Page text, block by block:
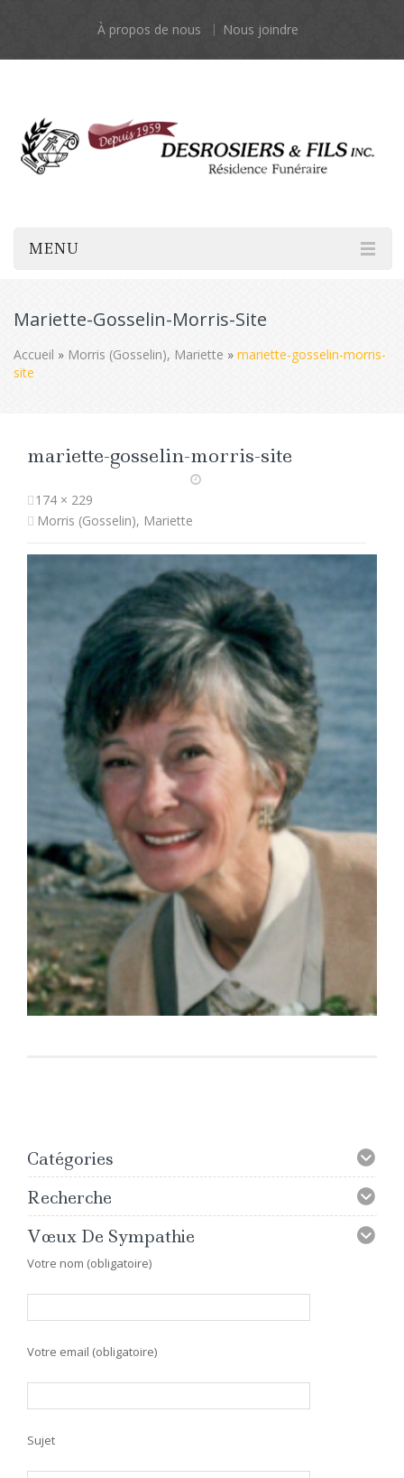
À propos de nous Nous joindre
MENU
Mariette-Gosselin-Morris-Site
Accueil » Morris (Gosselin), Mariette » mariette-gosselin-morris-
site
mariette-gosselin-morris-site
174 × 229
Morris (Gosselin), Mariette
Catégories
Recherche
Vœux De Sympathie
Votre nom (obligatoire)
Votre email (obligatoire)
Sujet